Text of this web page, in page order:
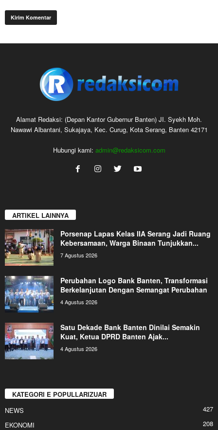
Alamat Redaksi: (Depan Kantor Gubernur Banten) JI. Syekh Moh.
Nawawi Albantani, Sukajaya, Kec. Curug, Kota Serang, Banten 42171
Hubungi kami: admin@redaksicom.com
ARTIKEL LAINNYA
Porsenap Lapas Kelas IIA Serang Jadi Ruang
Kebersamaan, Warga Binaan Tunjukkan...
7 Agustus 2026
Perubahan Logo Bank Banten, Transformasi
Berkelanjutan Dengan Semangat Perubahan
4 Agustus 2026
Satu Dekade Bank Banten Dinilai Semakin
Kuat, Ketua DPRD Banten Ajak...
4 Agustus 2026
KATEGORI E POPULLARIZUAR
NEWS
427
EKONOMI
208